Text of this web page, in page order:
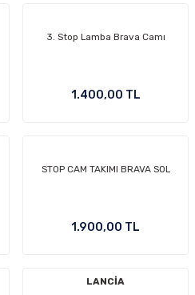
3. Stop Lamba Brava Camı
1.400,00 TL
STOP CAM TAKIMI BRAVA SOL
1.900,00 TL
LANCİA